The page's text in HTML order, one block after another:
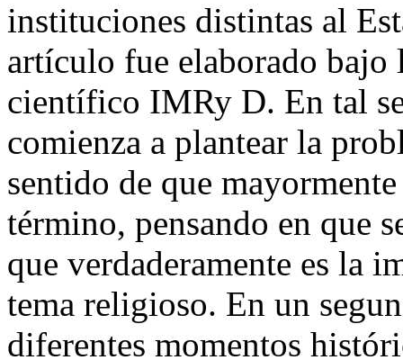
instituciones distintas al
artículo fue elaborado
científico IMRy D. En tal
comienza a plantear la
sentido de que
término, pensando en que
que verdaderamente es la
tema religioso. En un
diferentes momentos